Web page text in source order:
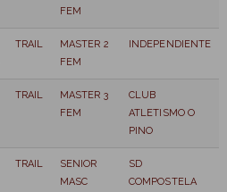
FEM
TRAIL
MASTER 2
FEM
INDEPENDIENTE
TRAIL
MASTER 3
FEM
CLUB
ATLETISMO O
PINO
TRAIL
SENIOR
MASC
SD
COMPOSTELA